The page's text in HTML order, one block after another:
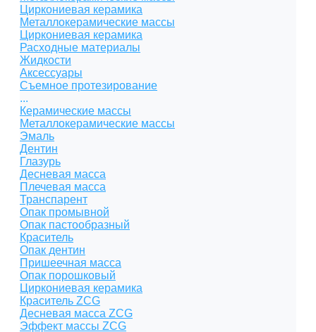
Циркониевая керамика
Металлокерамические массы
Циркониевая керамика
Расходные материалы
Жидкости
Аксессуары
Съемное протезирование
...
Керамические массы
Металлокерамические массы
Эмаль
Дентин
Глазурь
Десневая масса
Плечевая масса
Транспарент
Опак промывной
Опак пастообразный
Краситель
Опак дентин
Пришеечная масса
Опак порошковый
Циркониевая керамика
Краситель ZCG
Десневая масса ZCG
Эффект массы ZCG